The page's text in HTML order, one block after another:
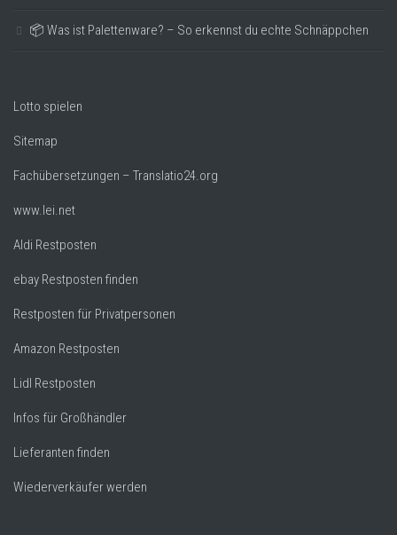
📦 Was ist Palettenware? – So erkennst du echte Schnäppchen
Lotto spielen
Sitemap
Fachübersetzungen – Translatio24.org
www.lei.net
Aldi Restposten
ebay Restposten finden
Restposten für Privatpersonen
Amazon Restposten
Lidl Restposten
Infos für Großhändler
Lieferanten finden
Wiederverkäufer werden